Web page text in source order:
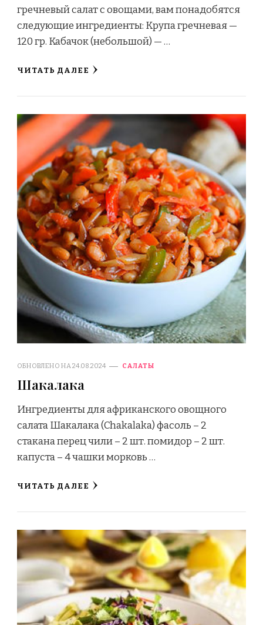
гречневый салат с овощами, вам понадобятся
следующие ингредиенты: Крупа гречневая —
120 гр. Кабачок (небольшой) — …
ЧИТАТЬ ДАЛЕЕ
ОБНОВЛЕНО НА24.08.2024 САЛАТЫ
Шакалака
Ингредиенты для африканского овощного
салата Шакалака (Chakalaka) фасоль – 2
стакана перец чили – 2 шт. помидор – 2 шт.
капуста – 4 чашки морковь …
ЧИТАТЬ ДАЛЕЕ